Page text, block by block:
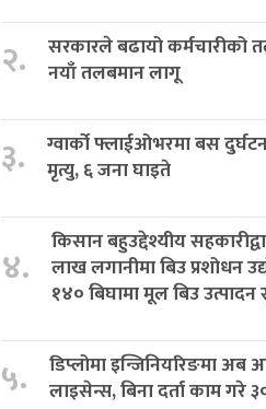
२.
सरकारले बढायो कर्मचारीको
नयाँ तलबमान लागू
३.
ग्वार्को फ्लाईओभरमा बस
मृत्यु, ६ जना घाइते
४.
किसान बहुउद्देश्यीय
लाख लगानीमा बिउ प्रशोधन
१४० बिघामा मूल बिउ
५.
डिप्लोमा इन्जिनियरिङमा अब
लाइसेन्स, बिना दर्ता काम गरे